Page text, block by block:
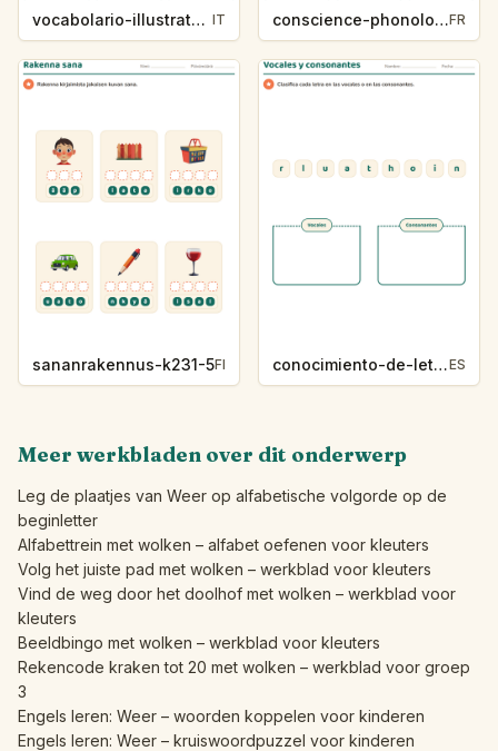
vocabolario-illustrato-k235-5 IT conscience-phonologique-k234-5FR
sananrakennus-k231-5FI conocimiento-de-letras-k230-5ES
Meer werkbladen over dit onderwerp
Leg de plaatjes van Weer op alfabetische volgorde op de
beginletter
Alfabettrein met wolken – alfabet oefenen voor kleuters
Volg het juiste pad met wolken – werkblad voor kleuters
Vind de weg door het doolhof met wolken – werkblad voor
kleuters
Beeldbingo met wolken – werkblad voor kleuters
Rekencode kraken tot 20 met wolken – werkblad voor groep
3
Engels leren: Weer – woorden koppelen voor kinderen
Engels leren: Weer – kruiswoordpuzzel voor kinderen